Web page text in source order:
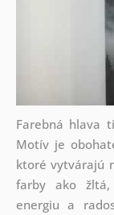
Farebná hlava
Motív je
ktoré vytvárajú
farby ako žltá,
energiu a